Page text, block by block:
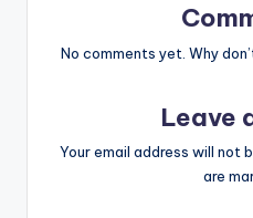
No comments yet. Why
Leave
Your email address will not
are